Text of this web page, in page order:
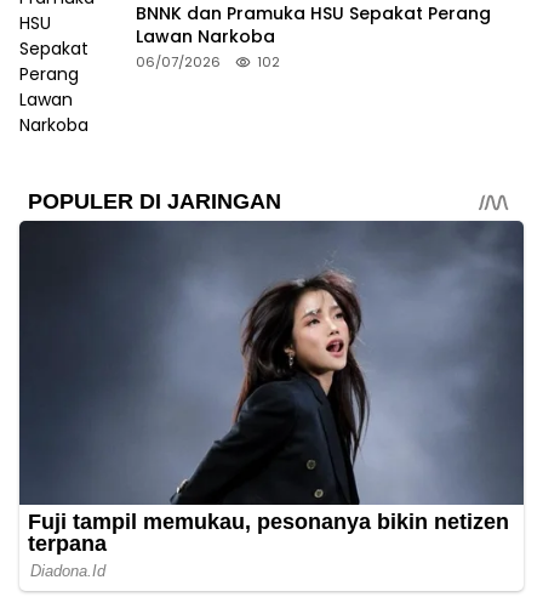
BNNK dan Pramuka HSU Sepakat Perang
Lawan Narkoba
06/07/2026 102